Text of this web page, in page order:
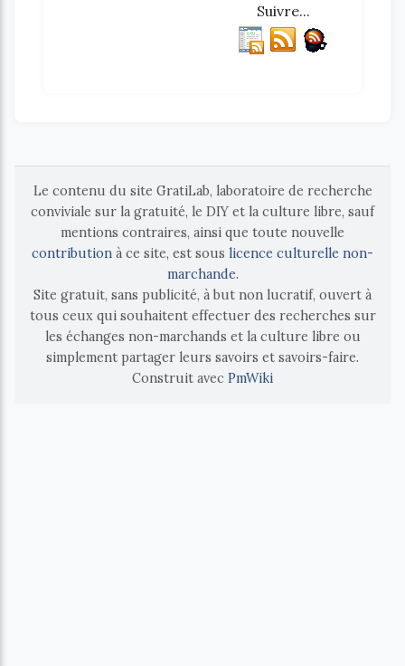
Suivre...
Le contenu du site GratiLab, laboratoire de recherche
conviviale sur la gratuité, le DIY et la culture libre, sauf
mentions contraires, ainsi que toute nouvelle
contribution à ce site, est sous licence culturelle non-
marchande.
Site gratuit, sans publicité, à but non lucratif, ouvert à
tous ceux qui souhaitent effectuer des recherches sur
les échanges non-marchands et la culture libre ou
simplement partager leurs savoirs et savoirs-faire.
Construit avec PmWiki